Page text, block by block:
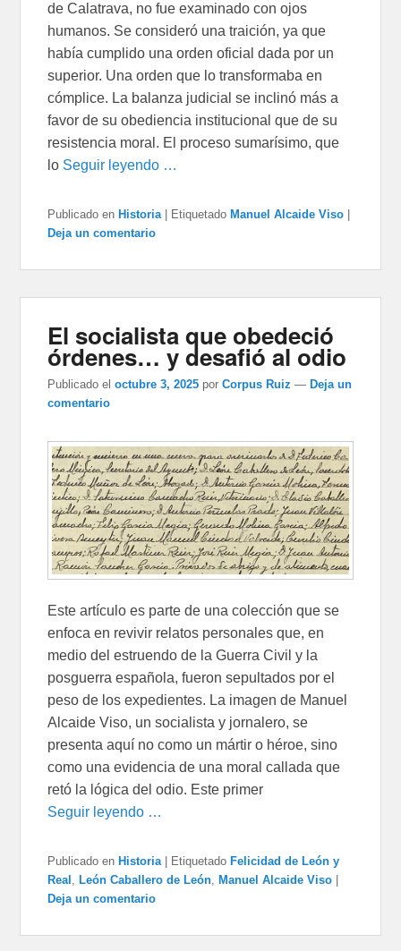
de Calatrava, no fue examinado con ojos
humanos. Se consideró una traición, ya que
había cumplido una orden oficial dada por un
superior. Una orden que lo transformaba en
cómplice. La balanza judicial se inclinó más a
favor de su obediencia institucional que de su
resistencia moral. El proceso sumarísimo, que
lo Seguir leyendo …
Publicado en Historia Etiquetado Manuel Alcaide Viso
Deja un comentario
El socialista que obedeció
órdenes… y desafió al odio
Publicado el octubre 3, 2025 porCorpus Ruiz — Deja un
comentario
Este artículo es parte de una colección que se
enfoca en revivir relatos personales que, en
medio del estruendo de la Guerra Civil y la
posguerra española, fueron sepultados por el
peso de los expedientes. La imagen de Manuel
Alcaide Viso, un socialista y jornalero, se
presenta aquí no como un mártir o héroe, sino
como una evidencia de una moral callada que
retó la lógica del odio. Este primer
Seguir leyendo …
Publicado en Historia Etiquetado Felicidad de León y
Real , León Caballero de León, Manuel Alcaide Viso
Deja un comentario